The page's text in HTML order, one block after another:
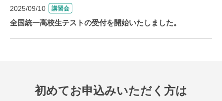
2025/09/10 講習会
全国統一高校生テストの受付を開始いたしました。
初めてお申込みいただく方は